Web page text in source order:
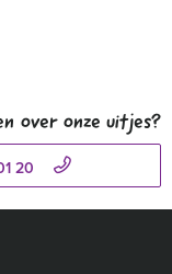
over onze uitjes?
20